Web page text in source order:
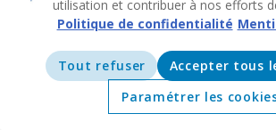
Offres Explorer
Bruxelles
Toulouse
utilisation et contribuer à nos efforts
Politique de confidentialité
Tout refuser
Accepter tous
Paramétrer les